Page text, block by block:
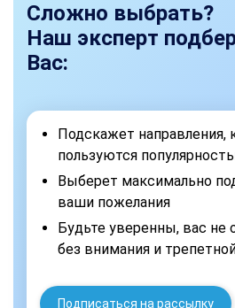
Сложно выбрать?
Наш эксперт
Вас:
Подскажет направления,
пользуются
Выберет максимально
ваши пожелания
Будьте уверенны, вас не
без внимания и
Подписаться на рассылку